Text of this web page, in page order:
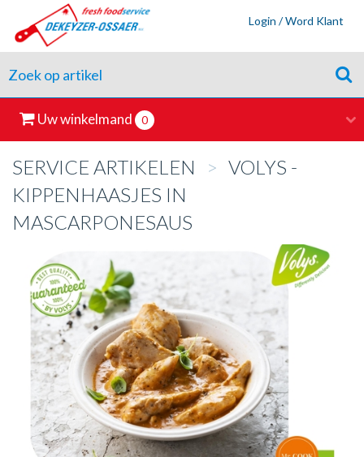
Login / Word Klant
Uw winkelmand 0
SERVICE ARTIKELEN > VOLYS -
KIPPENHAASJES IN
MASCARPONESAUS